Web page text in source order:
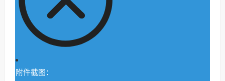
附件截图：